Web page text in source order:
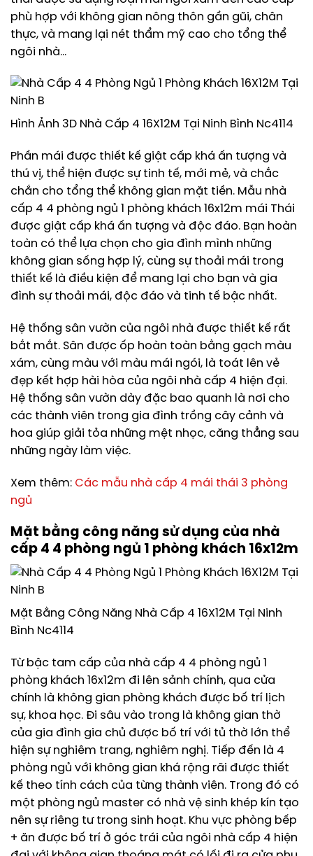
phù hợp với không gian nông thôn gần gũi, chân
thực, và mang lại nét thẩm mỹ cao cho tổng thể
ngôi nhà…
Hình Ảnh 3D Nhà Cấp 4 16X12M Tại Ninh Bình Nc4114
Phần mái được thiết kế giật cấp khá ấn tượng và
thú vị, thể hiện được sự tinh tế, mới mẻ, và chắc
chắn cho tổng thể không gian mặt tiền. Mẫu nhà
cấp 4 4 phòng ngủ 1 phòng khách 16x12m mái Thái
được giật cấp khá ấn tượng và độc đáo. Bạn hoàn
toàn có thể lựa chọn cho gia đình mình những
không gian sống hợp lý, cùng sự thoải mái trong
thiết kế là điều kiện để mang lại cho bạn và gia
đình sự thoải mái, độc đáo và tinh tế bậc nhất.
Hệ thống sân vườn của ngôi nhà được thiết kế rất
bắt mắt. Sân được ốp hoàn toàn bằng gạch màu
xám, cùng màu với màu mái ngói, là toát lên vẻ
đẹp kết hợp hài hòa của ngôi nhà cấp 4 hiện đại.
Hệ thống sân vườn dày đặc bao quanh là nơi cho
các thành viên trong gia đình trồng cây cảnh và
hoa giúp giải tỏa những mệt nhọc, căng thẳng sau
những ngày làm việc.
Xem thêm: Các mẫu nhà cấp 4 mái thái 3 phòng
ngủ
Mặt bằng công năng sử dụng của nhà
cấp 4 4 phòng ngủ 1 phòng khách 16x12m
Mặt Bằng Công Năng Nhà Cấp 4 16X12M Tại Ninh
Bình Nc4114
Từ bậc tam cấp của nhà cấp 4 4 phòng ngủ 1
phòng khách 16x12m đi lên sảnh chính, qua cửa
chính là không gian phòng khách được bố trí lịch
sự, khoa học. Đi sâu vào trong là không gian thờ
của gia đình gia chủ được bố trí với tủ thờ lớn thể
hiện sự nghiêm trang, nghiêm nghị. Tiếp đến là 4
phòng ngủ với không gian khá rộng rãi được thiết
kế theo tính cách của từng thành viên. Trong đó có
một phòng ngủ master có nhà vệ sinh khép kín tạo
nên sự riêng tư trong sinh hoạt. Khu vực phòng bếp
+ ăn được bố trí ở góc trái của ngôi nhà cấp 4 hiện